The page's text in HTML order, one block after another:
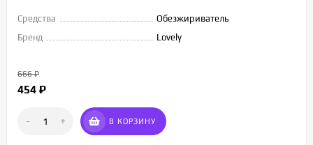
Средства
Обезжириватель
Бренд
Lovely
666₽
454 ₽
- + В КОРЗИНУ